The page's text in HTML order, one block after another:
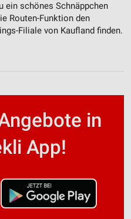
ein schönes Schnäppchen
Routen-Funktion den
Filiale von Kaufland finden.
in
App!